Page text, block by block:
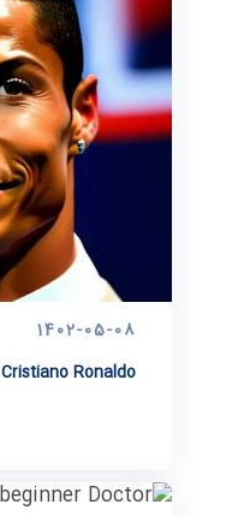
1402-05-08
Cristiano Ronaldo ( کریستیانو رونالدو )